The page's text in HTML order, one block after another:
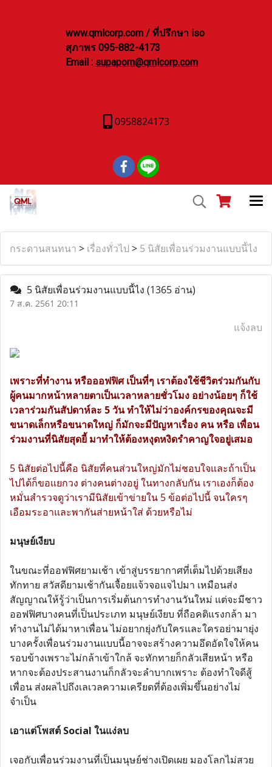
www.qmlcorp.com / ที่ปรึกษา iso
สุภาพร 095-882-4173
Email : supaporn@qmlcorp.com
0958824173
กระดานสนทนา > เรื่องทั่วไป > 5 นิสัยเพื่อนร่วมงานแบบนี้ไง
5 นิสัยเพื่อนร่วมงานแบบนี้ไง (1365 อ่าน)
7 ส.ค. 2561 20:11
แจ้งลบ
เพราะที่ทำงาน หรือออฟฟิศ เป็นที่ๆ เราต้องใช้ชีวิตร่วมกันกับ
ผู้คนมากหน้าหลายตาเป็นเวลาหลายชั่วโมง อย่างน้อยๆ ก็ใช้
เวลาร่วมกันสัปดาห์ละ 5 วัน ทำให้ไม่ว่าองค์กรของคุณจะมี
ขนาดเล็กหรือขนาดใหญ่ ก็มักจะมีปัญหาเรื่อง คน หรือ เพื่อน
ร่วมงานที่นิสัยสุดยี้ มาทำให้ต้องหงุดหงิดรำคาญใจอยู่เสมอ
5 นิสัยต่อไปนี้คือ นิสัยที่คนส่วนใหญ่มักไม่ชอบใจและถ้าเป็น
ไปได้ก็ขอแยกวง ต่างคนต่างอยู่ ในทางกลับกัน เราเองก็ต้อง
หมั่นสำรวจดูว่าเรามีนิสัยเข้าข่ายใน 5 ข้อต่อไปนี้ จนใครๆ
เอือมระอาและพากันส่ายหน้าใส่ ด้วยหรือไม่
มนุษย์เงียบ
ในขณะที่ออฟฟิศยามเช้า เข้าสู่บรรยากาศที่เต็มไปด้วยเสียง
ทักทาย สวัสดียามเช้ากันเจื้อยแจ้วจอแจไปมา เหมือนส่ง
สัญญาณให้รู้ว่าเป็นการเริ่มต้นการทำงานวันใหม่ แต่จะมีชาว
ออฟฟิศบางคนที่เป็นประเภท มนุษย์เงียบ ที่ถือคติแรงกล้า มา
ทำงานไม่ได้มาหาเพื่อน ไม่อยากยุ่งกับใครและใครอย่ามายุ่ง
บางครั้งเพื่อนร่วมงานแบบนี้อาจจะสร้างความอึดอัดใจให้คน
รอบข้างเพราะไม่กล้าเข้าใกล้ จะทักทายก็กลัวเสียหน้า หรือ
หากจะต้องประสานงานก็กลัวจะลำบากเพราะ ต้องทำใจดีสู้
เพื่อน ส่งผลไปถึงเลเวลความเครียดที่ต้องเพิ่มขึ้นอย่างไม่
จำเป็น
เอาแต่โพสต์ Social ในแง่ลบ
เจอกับเพื่อนร่วมงานที่เป็นมนุษย์ช่างเปิดเผย มองโลกไม่สวย